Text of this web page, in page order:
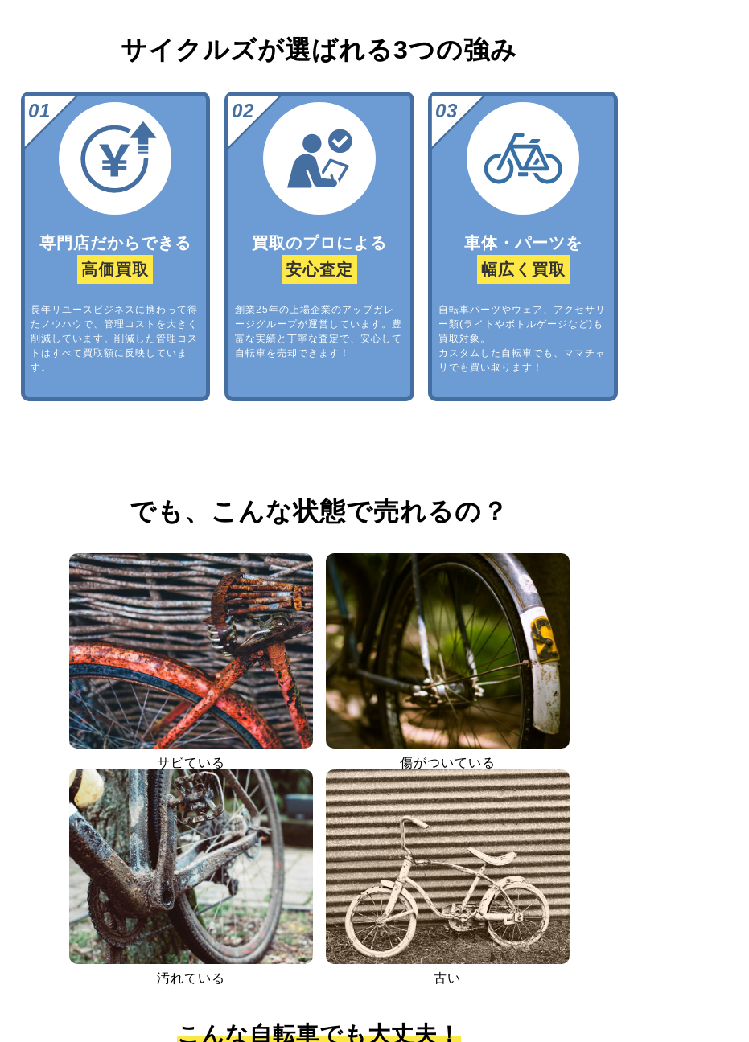
サイクルズが選ばれる3つの強み
専門店だからできる
高価買取
長年リユースビジネスに携わって得
たノウハウで、管理コストを大きく
削減しています。削減した管理コス
トはすべて買取額に反映していま
す。
買取のプロによる
安心査定
創業25年の上場企業のアップガレ
ージグループが運営しています。豊
富な実績と丁寧な査定で、安心して
自転車を売却できます！
車体・パーツを
幅広く買取
自転車パーツやウェア、アクセサリ
ー類(ライトやボトルゲージなど)も
買取対象。
カスタムした自転車でも、ママチャ
リでも買い取ります！
でも、 こんな状態で売れるの？
サビている 傷がついている
汚れている 古い
こんな自転車でも大丈夫！